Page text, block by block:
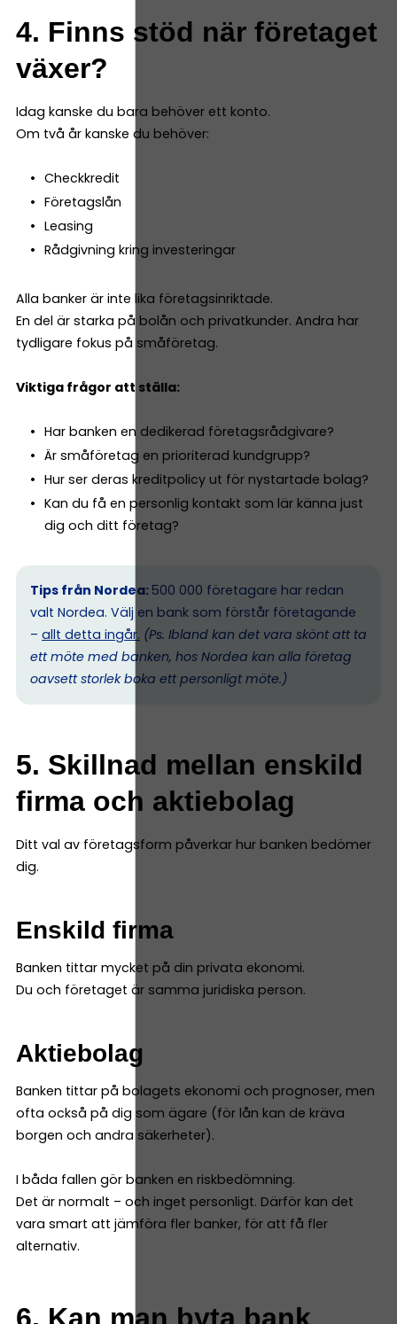
4. Finns stöd när företaget
växer?
Idag kanske du bara behöver ett konto.
Om två år kanske du behöver:
Checkkredit
Företagslån
Leasing
Rådgivning kring investeringar
Alla banker är inte lika företagsinriktade.
En del är starka på bolån och privatkunder. Andra har
tydligare fokus på småföretag.
Viktiga frågor att ställa:
Har banken en dedikerad företagsrådgivare?
Är småföretag en prioriterad kundgrupp?
Hur ser deras kreditpolicy ut för nystartade bolag?
Kan du få en personlig kontakt som lär känna just
dig och ditt företag?
Tips från Nordea: 500 000 företagare har redan
valt Nordea. Välj en bank som förstår företagande
– allt detta ingår. (Ps. Ibland kan det vara skönt att ta
ett möte med banken, hos Nordea kan alla företag
oavsett storlek boka ett personligt möte.)
5. Skillnad mellan enskild
firma och aktiebolag
Ditt val av företagsform påverkar hur banken bedömer
dig.
Enskild firma
Banken tittar mycket på din privata ekonomi.
Du och företaget är samma juridiska person.
Aktiebolag
Banken tittar på bolagets ekonomi och prognoser, men
ofta också på dig som ägare (för lån kan de kräva
borgen och andra säkerheter).
I båda fallen gör banken en riskbedömning.
Det är normalt – och inget personligt. Därför kan det
vara smart att jämföra fler banker, för att få fler
alternativ.